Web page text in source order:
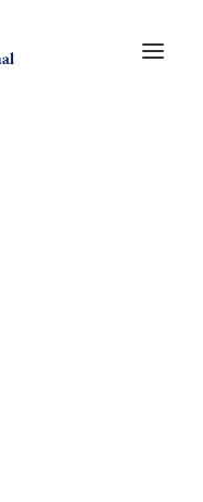
Anton
1904)
intitulée «
dans la littérature